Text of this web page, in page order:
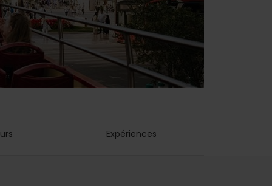
Expériences